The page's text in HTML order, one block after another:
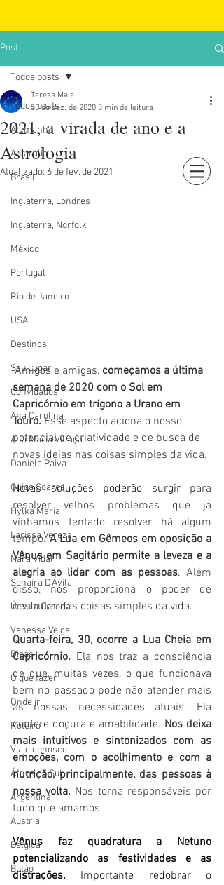
Post
Todos posts
Alemanha
Austrália
Brasil
Inglaterra, Londres
Inglaterra, Norfolk
México
Portugal
Rio de Janeiro
USA
Destinos
Seu Lugar
Convidados
Ana Carolina
Ana Maria Villaça
Daniela Paiva
Guiga Soares
Hylka Maria
Larissa Vereza
Nara Vidal
Sonaira D'Ávila
Úrsula Corona
Vanessa Veiga
Dicas
O que fazer
Onde ir
Roteiro
Viaje conosco
África do Sul
Argentina
Áustria
Bélgica
Butão
Todos posts
2021, a virada de ano e a
Astrologia
Teresa Maia
30 de dez. de 2020 3 min de leitura
Atualizado: 6 de fev. de 2021
"Amigos e amigas, começamos a última
semana de 2020 com o Sol em
Capricórnio em trígono a Urano em
Touro. Esse aspecto aciona o nosso
potencial de criatividade e de busca de
novas ideias nas coisas simples da vida.
Novas soluções poderão surgir para
resolver velhos problemas que já
vínhamos tentado resolver há algum
tempo. A Lua em Gêmeos em oposição a
Vênus em Sagitário permite a leveza e a
alegria ao lidar com as pessoas. Além
disso, nos proporciona o poder de
desfrutar das coisas simples da vida.
Quarta-feira, 30, ocorre a Lua Cheia em
Capricórnio. Ela nos traz a consciência
de que, muitas vezes, o que funcionava
bem no passado pode não atender mais
às nossas necessidades atuais. Ela
confere doçura e amabilidade. Nos deixa
mais intuitivos e sintonizados com as
emoções, com o acolhimento e com a
nutrição, principalmente, das pessoas à
nossa volta. Nos torna responsáveis por
tudo que amamos.
Vênus faz quadratura a Netuno
potencializando as festividades e as
distrações. Importante redobrar o